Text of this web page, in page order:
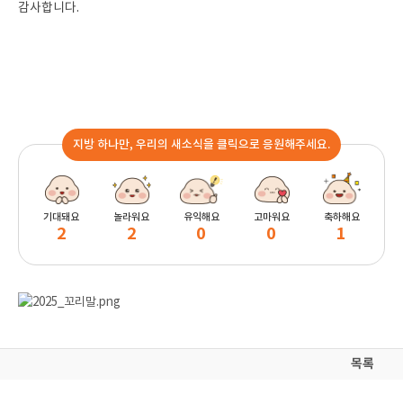
감사합니다.
지방 하나만, 우리의 새소식을 클릭으로 응원해주세요.
기대돼요
2
놀라워요
2
유익해요
0
고마워요
0
축하해요
1
목록